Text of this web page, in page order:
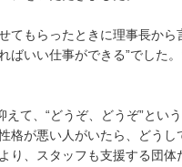
もらったときに理事長から
いい仕事ができる”でした
て、“どうぞ、どうぞ”とい
格が悪い人がいたら、どうし
り、スタッフも支援する団